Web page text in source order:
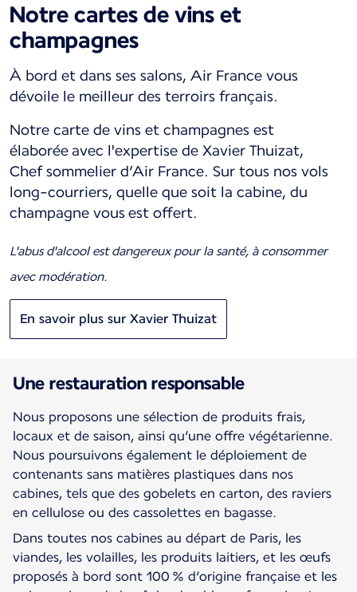
Notre cartes de vins et
champagnes
À bord et dans ses salons, Air France vous
dévoile le meilleur des terroirs français.
Notre carte de vins et champagnes est
élaborée avec l'expertise de Xavier Thuizat,
Chef sommelier d’Air France. Sur tous nos vols
long-courriers, quelle que soit la cabine, du
champagne vous est offert.
L'abus d'alcool est dangereux pour la santé, à consommer
avec modération.
En savoir plus sur Xavier Thuizat
Une restauration responsable
Nous proposons une sélection de produits frais,
locaux et de saison, ainsi qu’une offre végétarienne.
Nous poursuivons également le déploiement de
contenants sans matières plastiques dans nos
cabines, tels que des gobelets en carton, des raviers
en cellulose ou des cassolettes en bagasse.
Dans toutes nos cabines au départ de Paris, les
viandes, les volailles, les produits laitiers, et les œufs
proposés à bord sont 100 % d’origine française et les